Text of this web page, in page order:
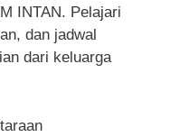
INTAN. Pelajari
dan jadwal
dari keluarga